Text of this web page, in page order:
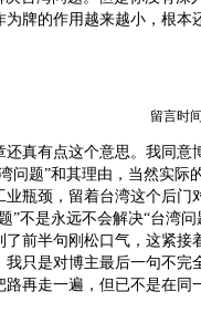
牌的作用越来越小，根本
留言时
真有点这个意思。我同意
问题”和其理由，当然实际
瓶颈，留着台湾这个后门
”不是永远不会解决“台湾
了前半句刚松口气，这紧接
只是对博主最后一句不完
再走一遍，但已不是在同